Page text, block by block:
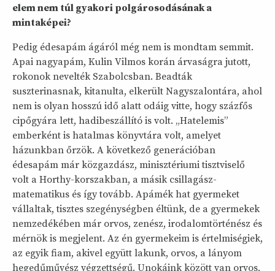
elem nem túl gyakori polgárosodásának a
mintaképei?
Pedig édesapám ágáról még nem is mondtam semmit.
Apai nagyapám, Kulin Vilmos korán árvaságra jutott,
rokonok nevelték Szabolcsban. Beadták
suszterinasnak, kitanulta, elkerült Nagyszalontára, ahol
nem is olyan hosszú idő alatt odáig vitte, hogy százfős
cipőgyára lett, hadibeszállító is volt. „Hatelemis”
emberként is hatalmas könyvtára volt, amelyet
házunkban őrzök. A következő generációban
édesapám már közgazdász, minisztériumi tisztviselő
volt a Horthy-korszakban, a másik csillagász-
matematikus és így tovább. Apámék hat gyermeket
vállaltak, tisztes szegénységben éltünk, de a gyermekek
nemzedékében már orvos, zenész, irodalomtörténész és
mérnök is megjelent. Az én gyermekeim is értelmiségiek,
az egyik fiam, akivel együtt lakunk, orvos, a lányom
hegedűművész végzettségű. Unokáink között van orvos,